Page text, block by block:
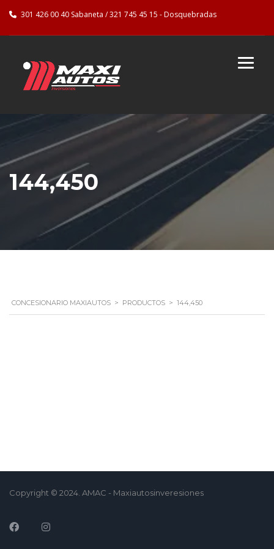
301 426 00 40 Sabaneta / 321 745 45 15 - Dosquebradas
144,450
CONCESIONARIO MAXIAUTOS > PRODUCTOS > 144,450
Copyright © 2024. AMAC - Maxiautosinveresiones